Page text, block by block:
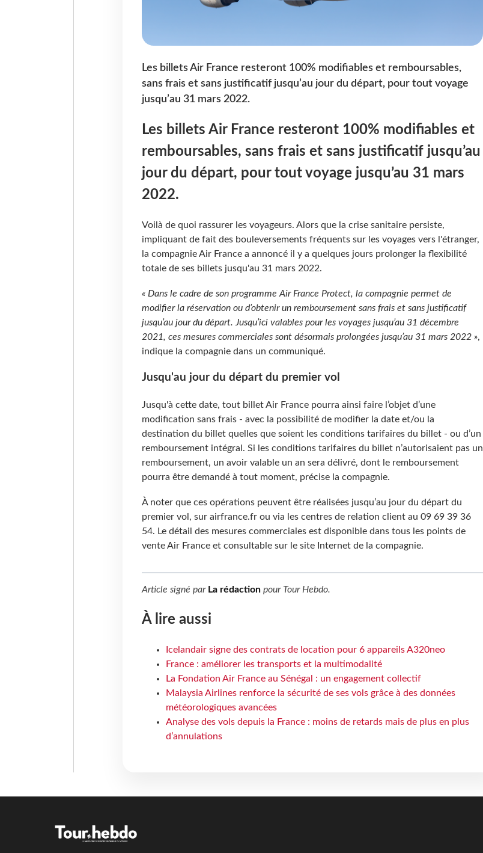
Les billets Air France resteront 100% modifiables et remboursables,
sans frais et sans justificatif jusqu’au jour du départ, pour tout voyage
jusqu’au 31 mars 2022.
Les billets Air France resteront 100% modifiables et
remboursables, sans frais et sans justificatif jusqu’au
jour du départ, pour tout voyage jusqu’au 31 mars
2022.
Voilà de quoi rassurer les voyageurs. Alors que la crise sanitaire persiste,
impliquant de fait des bouleversements fréquents sur les voyages vers l'étranger,
la compagnie Air France a annoncé il y a quelques jours prolonger la flexibilité
totale de ses billets jusqu'au 31 mars 2022.
« Dans le cadre de son programme Air France Protect, la compagnie permet de
modifier la réservation ou d’obtenir un remboursement sans frais et sans justificatif
jusqu’au jour du départ. Jusqu’ici valables pour les voyages jusqu’au 31 décembre
2021, ces mesures commerciales sont désormais prolongées jusqu’au 31 mars 2022 »,
indique la compagnie dans un communiqué.
Jusqu'au jour du départ du premier vol
Jusqu'à cette date, tout billet Air France pourra ainsi faire l’objet d’une
modification sans frais - avec la possibilité de modifier la date et/ou la
destination du billet quelles que soient les conditions tarifaires du billet - ou d’un
remboursement intégral. Si les conditions tarifaires du billet n’autorisaient pas un
remboursement, un avoir valable un an sera délivré, dont le remboursement
pourra être demandé à tout moment, précise la compagnie.
À noter que ces opérations peuvent être réalisées jusqu’au jour du départ du
premier vol, sur airfrance.fr ou via les centres de relation client au 09 69 39 36
54. Le détail des mesures commerciales est disponible dans tous les points de
vente Air France et consultable sur le site Internet de la compagnie.
Article signé par La rédactionpour Tour Hebdo.
À lire aussi
Icelandair signe des contrats de location pour 6 appareils A320neo
France : améliorer les transports et la multimodalité
La Fondation Air France au Sénégal : un engagement collectif
Malaysia Airlines renforce la sécurité de ses vols grâce à des données
météorologiques avancées
Analyse des vols depuis la France : moins de retards mais de plus en plus
d’annulations